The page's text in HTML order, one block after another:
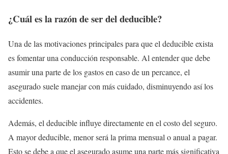
¿Cuál es la razón de ser del deducible?
Una de las motivaciones principales para que el deducible exista
es fomentar una conducción responsable. Al entender que debe
asumir una parte de los gastos en caso de un percance, el
asegurado suele manejar con más cuidado, disminuyendo así los
accidentes.
Además, el deducible influye directamente en el costo del seguro.
A mayor deducible, menor será la prima mensual o anual a pagar.
Esto se debe a que el asegurado asume una parte más significativa